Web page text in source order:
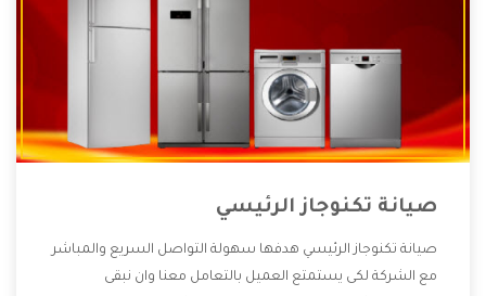
صيانة تكنوجاز الرئيسي
صيانة تكنوجاز الرئيسي هدفها سهولة التواصل السريع والمباشر
مع الشركة لكى يستمتع العميل بالتعامل معنا وان نبقى